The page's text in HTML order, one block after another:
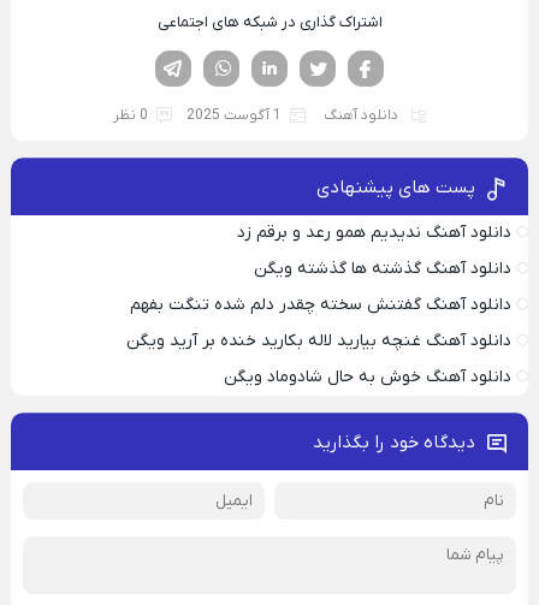
اشتراک گذاری در شبکه های اجتماعی
لینکدین تویتر
فیسوک
دانلود آهنگ 1 آگوست 2025 0 نظر
پست های پیشنهادی
دانلود آهنگ ندیدیم همو رعد و برقم زد
دانلود آهنگ گذشته ها گذشته ویگن
دانلود آهنگ گفتنش سخته چقدر دلم شده تنگت بفهم
دانلود آهنگ غنچه بیارید لاله بکارید خنده بر آرید ویگن
دانلود آهنگ خوش به حال شادوماد ویگن
دیدگاه خود را بگذارید